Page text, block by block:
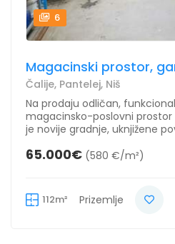
6
Magacinski prostor,
Čalije, Pantelej, Niš
Na prodaju odličan,
magacinsko-poslovni prostor
je novije gradnje, uknjižene
65.000€ (580 €/m²)
112m² Prizemlje